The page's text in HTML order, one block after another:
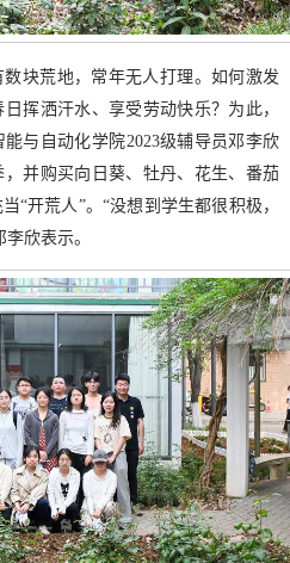
块荒地，常年无人打理。如何激发
挥洒汗水、享受劳动快乐？为此，
与自动化学院2023级辅导员邓李欣
并购买向日葵、牡丹、花生、番茄
“开荒人”。“没想到学生都很积极，
欣表示。